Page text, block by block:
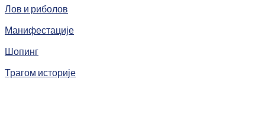
Лов и риболов
Манифестације
Шопинг
Трагом историје